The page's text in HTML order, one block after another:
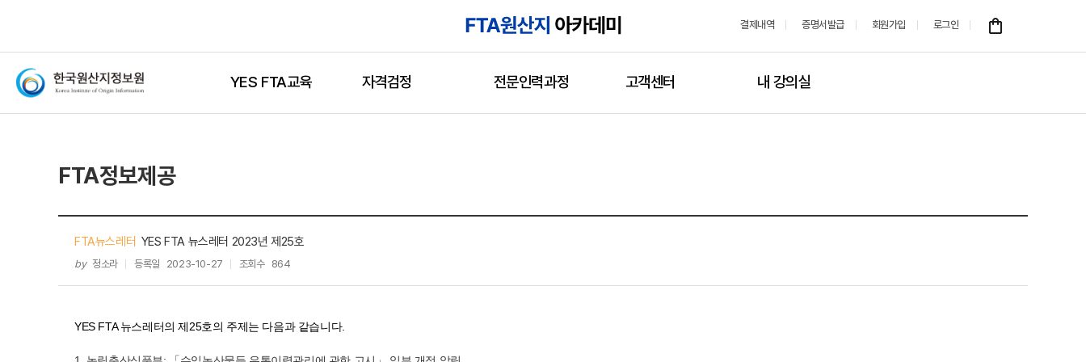
결제내역 증명서발급 회원가입 로그인
YES FTA교육 자격검정 전문인력과정 고객센터 내 강의실
FTA정보제공
FTA뉴스레터 YES FTA 뉴스레터 2023년 제25호
by 정소라 등록일 2023-10-27 조회수 864
YES FTA 뉴스레터의 제25호의 주제는 다음과 같습니다.